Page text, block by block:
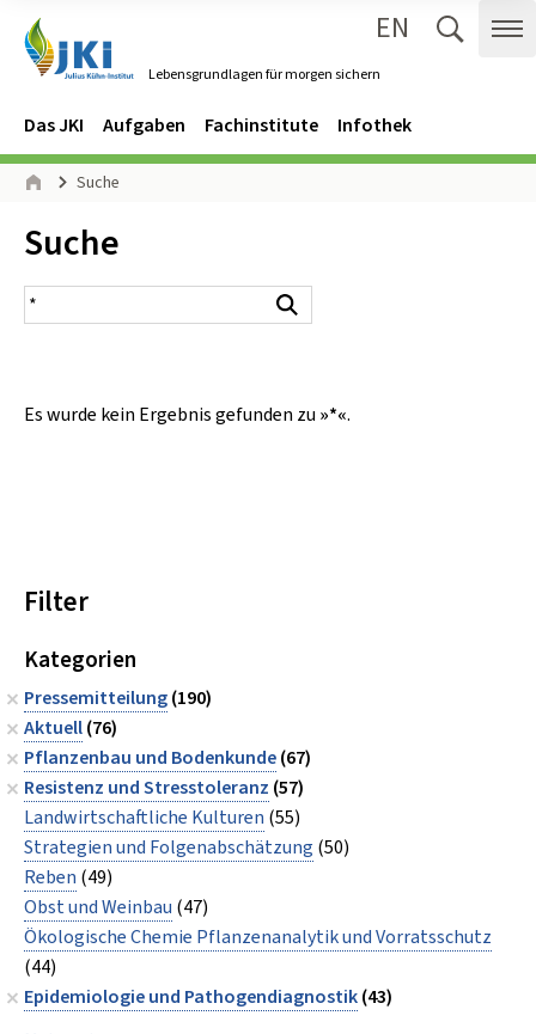
Lebensgrundlagen für morgen sichern
EN
Navigation
Hauptmenü
Das JKI Aufgaben Fachinstitute Infothek
Seitenpfad
Suche
Inhalt:
Suche
Suchergebnis
Es wurde kein Ergebnis gefunden zu »*«.
Filter
Kategorien
Pressemitteilung(190)
Aktuell(76)
Pflanzenbau und Bodenkunde(67)
Resistenz und Stresstoleranz (57)
Landwirtschaftliche Kulturen (55)
Strategien und Folgenabschätzung (50)
Reben (49)
Obst und Weinbau (47)
Ökologische Chemie Pflanzenanalytik und Vorratsschutz
(44)
Epidemiologie und Pathogendiagnostik(43)